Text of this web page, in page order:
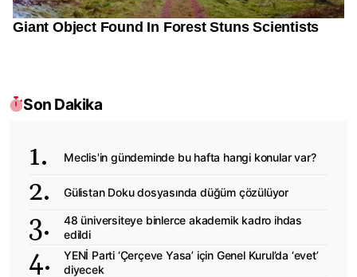
Son Dakika
Meclis'in gündeminde bu hafta hangi konular var?
Gülistan Doku dosyasında düğüm çözülüyor
48 üniversiteye binlerce akademik kadro ihdas
edildi
YENİ Parti ‘Çerçeve Yasa’ için Genel Kurul’da ‘evet’
diyecek